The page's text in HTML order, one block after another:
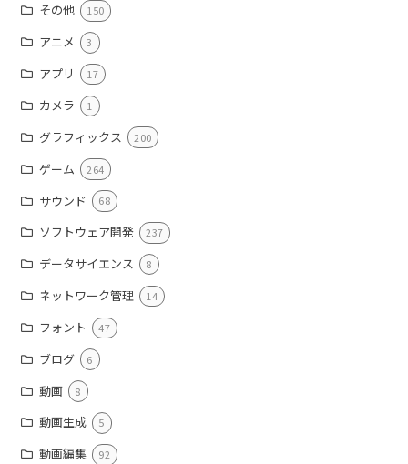
その他 150
アニメ 3
アプリ 17
カメラ 1
グラフィックス 200
ゲーム 264
サウンド 68
ソフトウェア開発 237
データサイエンス 8
ネットワーク管理 14
フォント 47
ブログ 6
動画 8
動画生成 5
動画編集 92